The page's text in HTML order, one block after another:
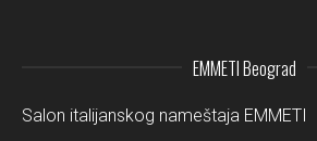
EMMETI Beograd
Salon italijanskog nameštaja EMMETI